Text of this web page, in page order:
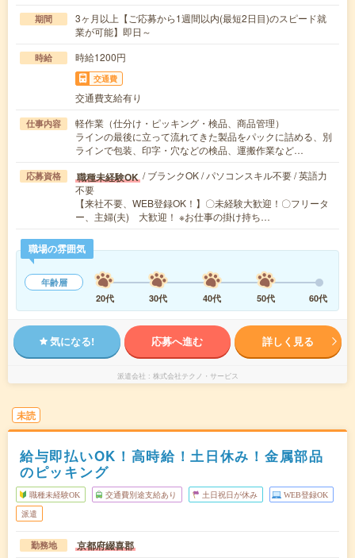
期間
3ヶ月以上【ご応募から1週間以内(最短2日目)のスピード就
業が可能】即日～
時給 時給1200円
交通費
交通費支給有り
仕事内容
軽作業（仕分け・ピッキング・検品、商品管理）
ラインの最後に立って流れてきた製品をパックに詰める、別
ラインで包装、印字・穴などの検品、運搬作業など…
応募資格 職種未経験OK / ブランクOK / パソコンスキル不要 / 英語力
不要
【来社不要、WEB登録OK！】〇未経験大歓迎！〇フリータ
ー、主婦(夫) 大歓迎！ ※お仕事の掛け持ち…
職場の雰囲気
年齢層
20代
30代 40代 50代 60代
気になる! 応募へ進む 詳しく見る
派遣会社 株式会社テクノ・サービス
未読
給与即払いOK！高時給！土日休み！金属部品
のピッキング
職種未経験OK 交通費別途支給あり 土日祝日が休み WEB登録OK
派遣
勤務地 京都府綴喜郡